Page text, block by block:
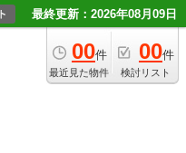
最終更新：2026年08月09日
00件
最近見た物件
00件
検討リスト